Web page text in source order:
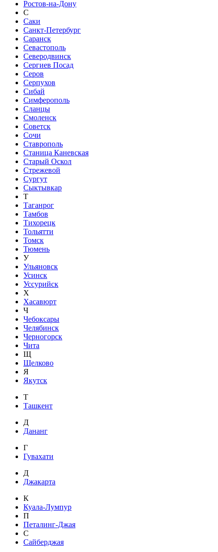
Ростов-на-Дону
С
Саки
Санкт-Петербург
Саранск
Севастополь
Северодвинск
Сергиев Посад
Серов
Серпухов
Сибай
Симферополь
Сланцы
Смоленск
Советск
Сочи
Ставрополь
Станица Каневская
Старый Оскол
Стрежевой
Сургут
Сыктывкар
Т
Таганрог
Тамбов
Тихорецк
Тольятти
Томск
Тюмень
У
Ульяновск
Усинск
Уссурийск
Х
Хасавюрт
Ч
Чебоксары
Челябинск
Черногорск
Чита
Щ
Щелково
Я
Якутск
Т
Ташкент
Д
Дананг
Г
Гувахати
Д
Джакарта
К
Куала-Лумпур
П
Петалинг-Джая
С
Сайберджая